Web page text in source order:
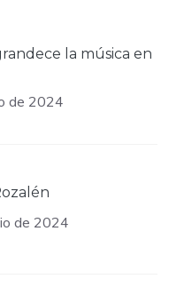
la música en
de 2024
de 2024